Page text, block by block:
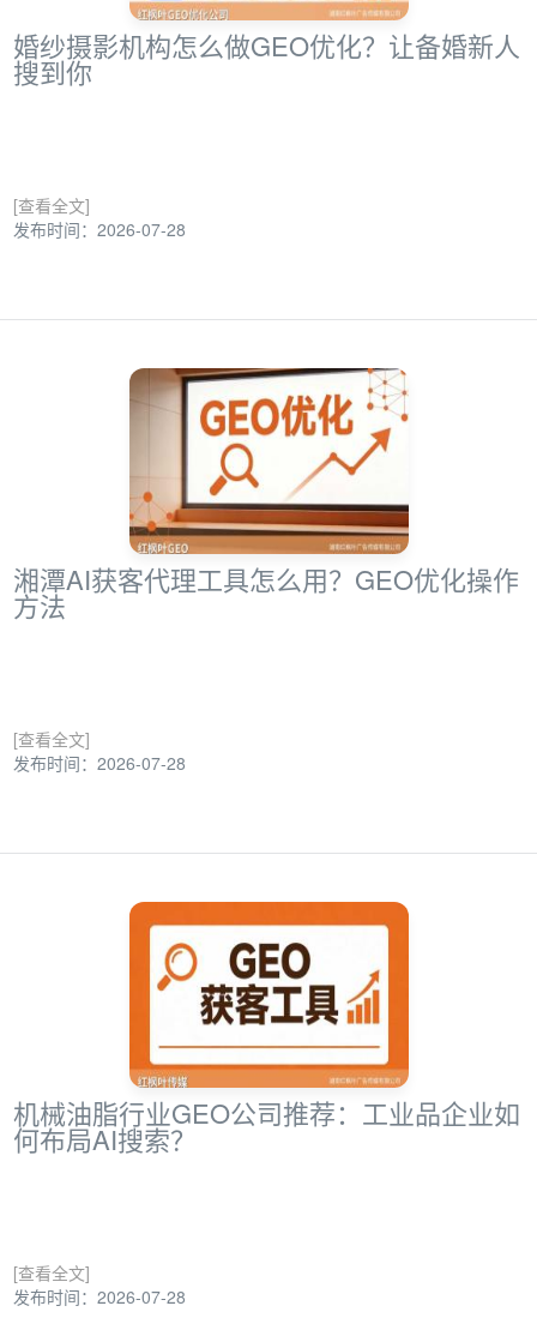
婚纱摄影机构怎么做GEO优化？让备婚新人
搜到你
[查看全文]
发布时间：2026-07-28
湘潭AI获客代理工具怎么用？GEO优化操作
方法
[查看全文]
发布时间：2026-07-28
机械油脂行业GEO公司推荐：工业品企业如
何布局AI搜索？
[查看全文]
发布时间：2026-07-28